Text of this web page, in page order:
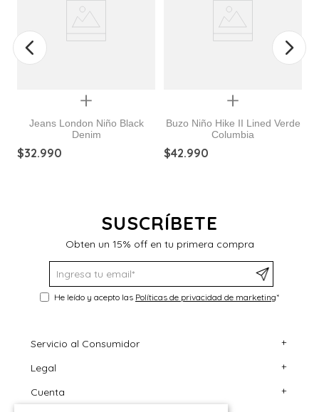
Quickview
Jeans London Niño Black
Denim
$32.990
Quickview
Buzo Niño Hike II Lined Verde
Columbia
$42.990
SUSCRÍBETE
Obten un 15% off en tu primera compra
He leído y acepto las Políticas de privacidad de marketing*
Servicio al Consumidor +
Centro de Ayuda
Contáctanos
Legal +
Términos y Condiciones
Cuenta +